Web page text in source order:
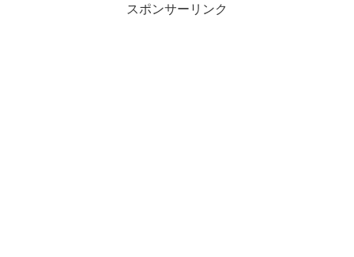
スポンサーリンク